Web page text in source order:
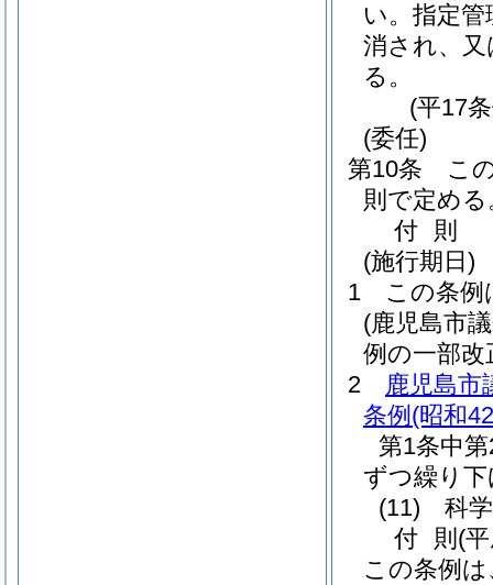
い。 指定管
消され、
る。
(平17
(委任)
第10条
こ
則で定める
付 則
(施行期日)
1
この条例
(鹿児島市
例の一部改
2
鹿児島市
条例 (昭和
第1条中
ずつ繰り
(11) 科
付 則 (
この条例